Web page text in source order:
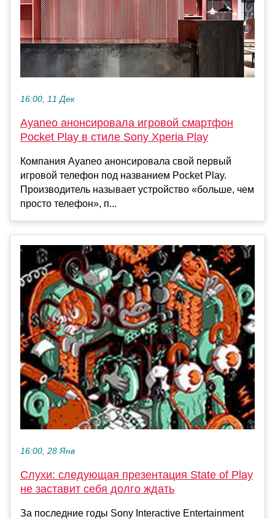
16:00, 11 Дек
Ayaneo анонсировала игровой смартфон
Pocket Play в стиле Sony Xperia Play
Компания Ayaneo анонсировала свой первый
игровой телефон под названием Pocket Play.
Производитель называет устройство «больше, чем
просто телефон», п...
16:00, 28 Янв
Слухи: следующая презентация State of Play
не заставит себя долго ждать
За последние годы Sony Interactive Entertainment